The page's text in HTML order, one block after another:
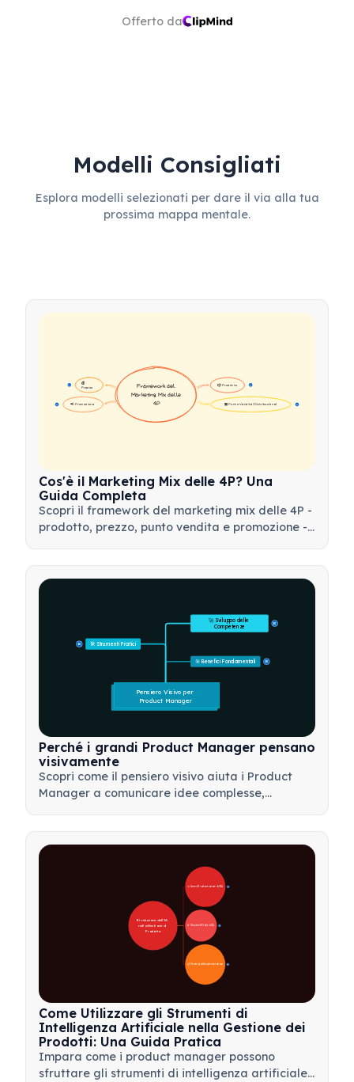
Offerto da
Modelli Consigliati
Esplora modelli selezionati per dare il via alla tua
prossima mappa mentale.
📦 Prodotto 16
💰
Prezzo
16
🏪 Punto Vendita (Distribuzione) 17
📢 Promozione
17
Framework del
Marketing Mix delle
4P
Cos'è il Marketing Mix delle 4P? Una
Guida Completa
Scopri il framework del marketing mix delle 4P -
prodotto, prezzo, punto vendita e promozione -
🎯 Benefici Fondamentali 15
🛠️ Strumenti Pratici
15
🚀 Sviluppo delle
Competenze
15
Pensiero Visivo per
Product Manager
Perché i grandi Product Manager pensano
visivamente
Scopri come il pensiero visivo aiuta i Product
Manager a comunicare idee complesse,
mentali e alberi dei prodotti.
🚀 Aree di Trasformazione dell'IA
🛠️ Strumenti Pratici di IA
📋 Strategia di Implementazione
Rivoluzione dell'IA
nella Gestione di
Prodotto
Come Utilizzare gli Strumenti di
Intelligenza Artificiale nella Gestione dei
Prodotti: Una Guida Pratica
Impara come i product manager possono
sfruttare gli strumenti di intelligenza artificiale